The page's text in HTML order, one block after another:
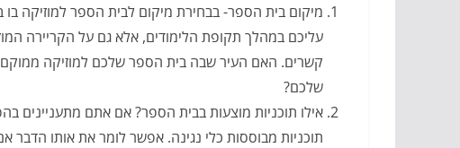
מיקום בית הספר- בבחירת מיקום לבית הספר למוזיקה
עליכם במהלך תקופת הלימודים, אלא גם על הקריירה
קשרים. האם העיר שבה בית הספר שלכם למוזיקה ממוקם
שלכם?
אילו תוכניות מוצעות בבית הספר? אם אתם מתעניינים
תוכניות מבוססות כלי נגינה. אפשר לומר את אותו